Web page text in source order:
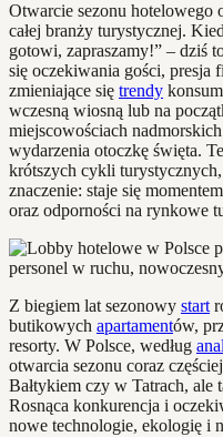
Otwarcie sezonu hotelowego
całej branży turystycznej.
gotowi, zapraszamy!” – dziś
się oczekiwania gości, presja
zmieniające się trendy
wczesną wiosną lub na
miejscowościach
wydarzenia otoczkę święta.
krótszych cykli
znaczenie: staje się
oraz odporności na rynkowe
Z biegiem lat sezonowy start
butikowych apartamentów,
resorty. W Polsce, według
otwarcia sezonu coraz
Bałtykiem czy w Tatrach, ale
Rosnąca konkurencja i
nowe technologie, ekologię i